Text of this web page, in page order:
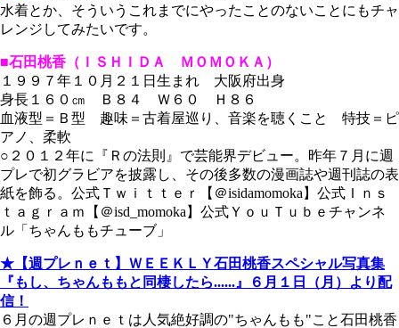
水着とか、そういうこれまでにやったことのないことにもチャ
レンジしてみたいです。
■石田桃香（ＩＳＨＩＤＡ ＭＯＭＯＫＡ）
１９９７年１０月２１日生まれ 大阪府出身
身長１６０㎝ Ｂ８４ Ｗ６０ Ｈ８６
血液型＝Ｂ型 趣味＝古着屋巡り、音楽を聴くこと 特技＝ピ
アノ、柔軟
○２０１２年に『Ｒの法則』で芸能界デビュー。昨年７月に週
プレで初グラビアを披露し、その後多数の漫画誌や週刊誌の表
紙を飾る。公式Ｔｗｉｔｔｅｒ【＠isidamomoka】公式Ｉｎｓ
ｔａｇｒａｍ【＠isd_momoka】公式ＹｏｕＴｕｂｅチャンネ
ル「ちゃんももチューブ」
★【週プレｎｅｔ】ＷＥＥＫＬＹ石田桃香スペシャル写真集
『もし、ちゃんももと同棲したら......』６月１日（月）より配
信！
６月の週プレｎｅｔは人気絶好調の"ちゃんもも"こと石田桃香